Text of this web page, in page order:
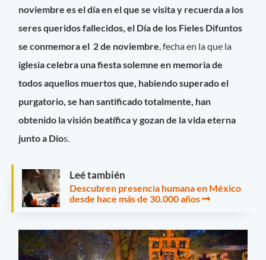
noviembre es el día en el que se visita y recuerda a los
seres queridos fallecidos, el Día de los Fieles Difuntos
se conmemora el 2 de noviembre, fecha en la que la
iglesia celebra una fiesta solemne en memoria de
todos aquellos muertos que, habiendo superado el
purgatorio, se han santificado totalmente, han
obtenido la visión beatífica y gozan de la vida eterna
junto a Dios.
Leé también
Descubren presencia humana en México
desde hace más de 30.000 años